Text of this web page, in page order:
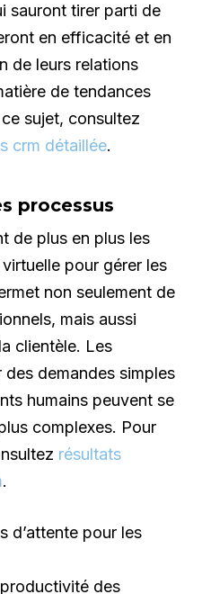
sauront tirer parti de
en efficacité et en
de leurs relations
de tendances
sujet, consultez
crm détaillée.
processus
de plus en plus les
pour gérer les
non seulement de
mais aussi
clientèle. Les
demandes simples
humains peuvent se
complexes. Pour
résultats
.
d’attente pour les
des